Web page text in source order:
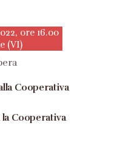
ore 16.00
(VI)
Cooperativa
Cooperativa